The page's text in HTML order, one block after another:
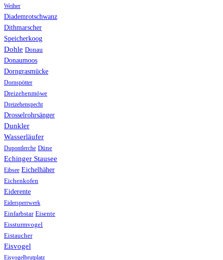
Weiher
Diademrotschwanz
Dithmarscher
Speicherkoog
Dohle Donau
Donaumoos
Dorngrasmücke
Dornspötter
Dreizehenmöwe
Dreizehenspecht
Drosselrohrsänger
Dunkler
Wasserläufer
Dupontlerche Düne
Echinger Stausee
Eibsee Eichelhäher
Eichenkofen
Eiderente
Eidersperrwerk
Einfarbstar Eisente
Eissturmvogel
Eistaucher
Eisvogel
Eisvogelbrutplatz